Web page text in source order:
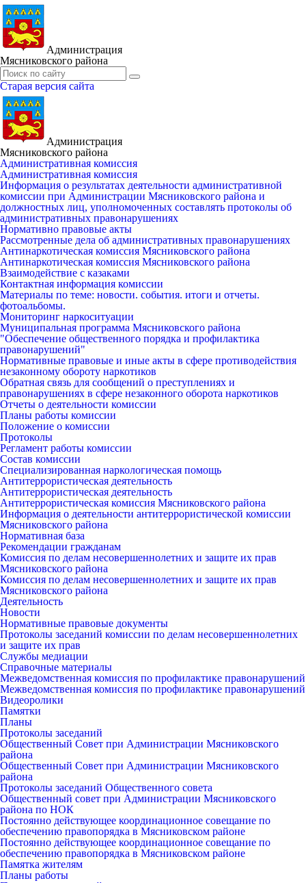
Администрация
Мясниковского района
Старая версия сайта
Администрация
Мясниковского района
Административная комиссия
Административная комиссия
Информация о результатах деятельности административной
комиссии при Администрации Мясниковского района и
должностных лиц, уполномоченных составлять протоколы об
административных правонарушениях
Нормативно правовые акты
Рассмотренные дела об административных правонарушениях
Антинаркотическая комиссия Мясниковского района
Антинаркотическая комиссия Мясниковского района
Взаимодействие с казаками
Контактная информация комиссии
Материалы по теме: новости. события. итоги и отчеты.
фотоальбомы.
Мониторинг наркоситуации
Муниципальная программа Мясниковского района
"Обеспечение общественного порядка и профилактика
правонарушений"
Нормативные правовые и иные акты в сфере противодействия
незаконному обороту наркотиков
Обратная связь для сообщений о преступлениях и
правонарушениях в сфере незаконного оборота наркотиков
Отчеты о деятельности комиссии
Планы работы комиссии
Положение о комиссии
Протоколы
Регламент работы комиссии
Состав комиссии
Специализированная наркологическая помощь
Антитеррористическая деятельность
Антитеррористическая деятельность
Антитеррористическая комиссия Мясниковского района
Информация о деятельности антитеррористической комиссии
Мясниковского района
Нормативная база
Рекомендации гражданам
Комиссия по делам несовершеннолетних и защите их прав
Мясниковского района
Комиссия по делам несовершеннолетних и защите их прав
Мясниковского района
Деятельность
Новости
Нормативные правовые документы
Протоколы заседаний комиссии по делам несовершеннолетних
и защите их прав
Службы медиации
Справочные материалы
Межведомственная комиссия по профилактике правонарушений
Межведомственная комиссия по профилактике правонарушений
Видеоролики
Памятки
Планы
Протоколы заседаний
Общественный Совет при Администрации Мясниковского
района
Общественный Совет при Администрации Мясниковского
района
Протоколы заседаний Общественного совета
Общественный совет при Администрации Мясниковского
района по НОК
Постоянно действующее координационное совещание по
обеспечению правопорядка в Мясниковском районе
Постоянно действующее координационное совещание по
обеспечению правопорядка в Мясниковском районе
Памятка жителям
Планы работы